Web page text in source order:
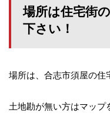
場所は住宅街
下さい！
場所は、合志市須屋の住
土地勘が無い方はマップ